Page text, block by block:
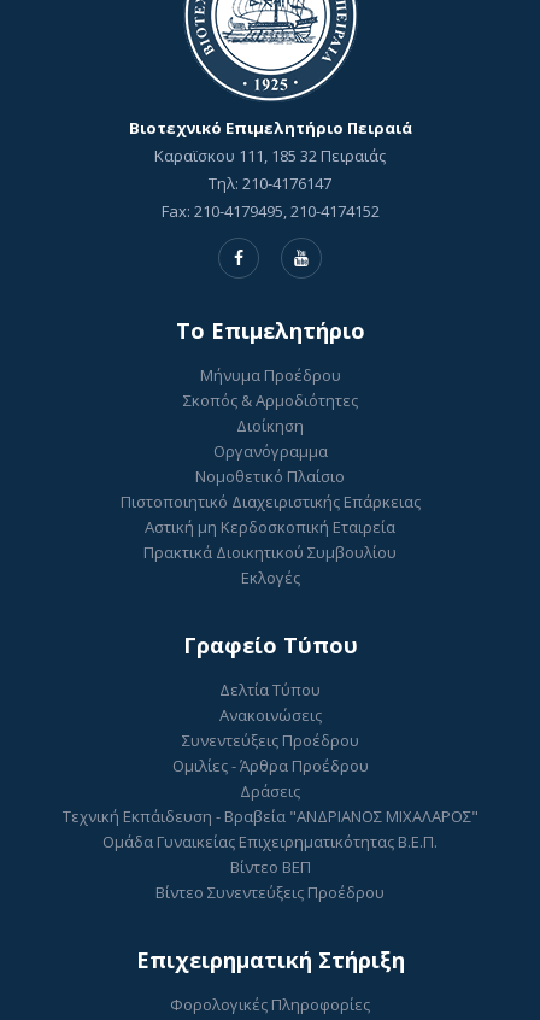
Βιοτεχνικό Επιμελητήριο Πειραιά
Καραϊσκου 111, 185 32 Πειραιάς
Τηλ: 210-4176147
Fax: 210-4179495, 210-4174152
To Επιμελητήριο
Μήνυμα Προέδρου
Σκοπός & Αρμοδιότητες
Διοίκηση
Οργανόγραμμα
Νομοθετικό Πλαίσιο
Πιστοποιητικό Διαχειριστικής Επάρκειας
Αστική μη Κερδοσκοπική Εταιρεία
Πρακτικά Διοικητικού Συμβουλίου
Εκλογές
Γραφείο Τύπου
Δελτία Τύπου
Ανακοινώσεις
Συνεντεύξεις Προέδρου
Ομιλίες - Άρθρα Προέδρου
Δράσεις
Τεχνική Εκπάιδευση - Βραβεία "ΑΝΔΡΙΑΝΟΣ ΜΙΧΑΛΑΡΟΣ"
Ομάδα Γυναικείας Επιχειρηματικότητας Β.Ε.Π.
Βίντεο ΒΕΠ
Βίντεο Συνεντεύξεις Προέδρου
Επιχειρηματική Στήριξη
Φορολογικές Πληροφορίες